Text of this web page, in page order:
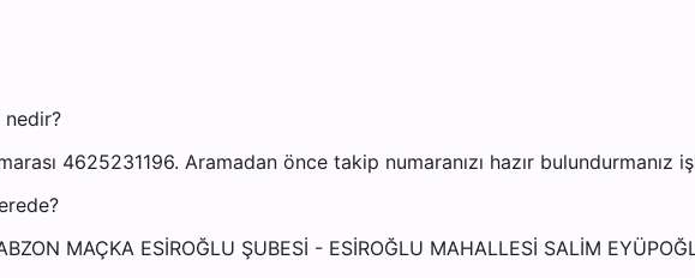
4625231196. Aramadan önce takip numaranızı hazır bulundurmanız
MAÇKA ESİROĞLU ŞUBESİ - ESİROĞLU MAHALLESİ SALİM